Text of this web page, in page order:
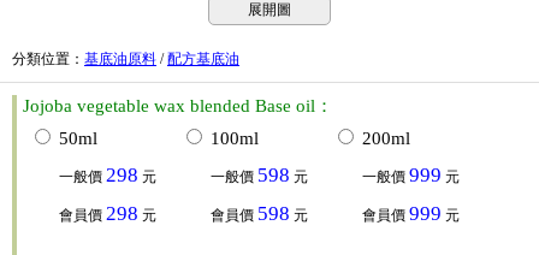
展開圖
分類位置 ： 基底油原料 /配方基底油
Jojoba vegetable wax blended Base oil：
50ml
一般價 298 元
會員價 298 元
100ml
一般價 598 元
會員價 598 元
200ml
一般價 999 元
會員價 999 元